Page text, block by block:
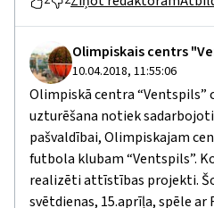
Olimpiskais centrs
10.04.2018, 11:55:06
Olimpiskā centra
uzturēšana notiek
pašvaldībai, Olimpiskajam
futbola klubam “Ventspils”.
realizēti attīstības projekti.
svētdienas, 15.aprīļa, spēle ar